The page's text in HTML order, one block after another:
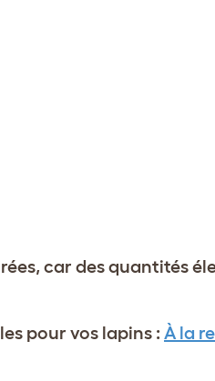
car des quantités
pour vos lapins : À la